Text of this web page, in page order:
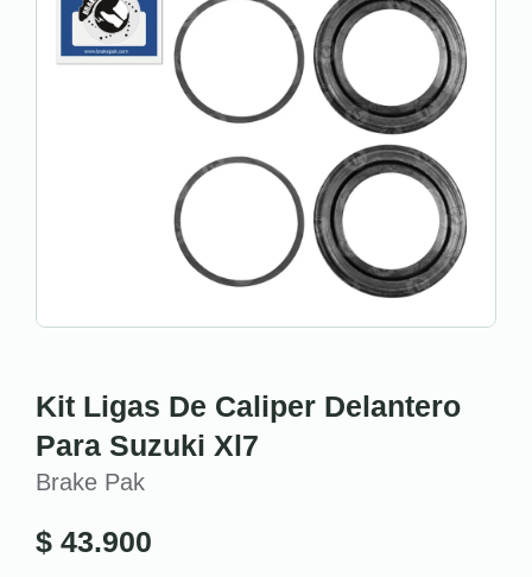
Kit Ligas De Caliper Delantero
Para Suzuki Xl7
Brake Pak
$ 43.900